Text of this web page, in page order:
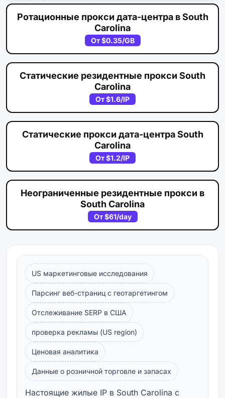
Ротационные прокси дата-центра в South
Carolina
От$0.35/GB
Статические резидентные прокси South
Carolina
От$1.6/IP
Статические прокси дата-центра South
Carolina
От$1.2/IP
Неограниченные резидентные прокси в
South Carolina
От$61/day
US маркетинговые исследования
Парсинг веб-страниц с геотаргетингом
Отслеживание SERP в США
проверка рекламы (US region)
Ценовая аналитика
Данные о розничной торговле и запасах
Настоящие жилые IP в South Carolina с